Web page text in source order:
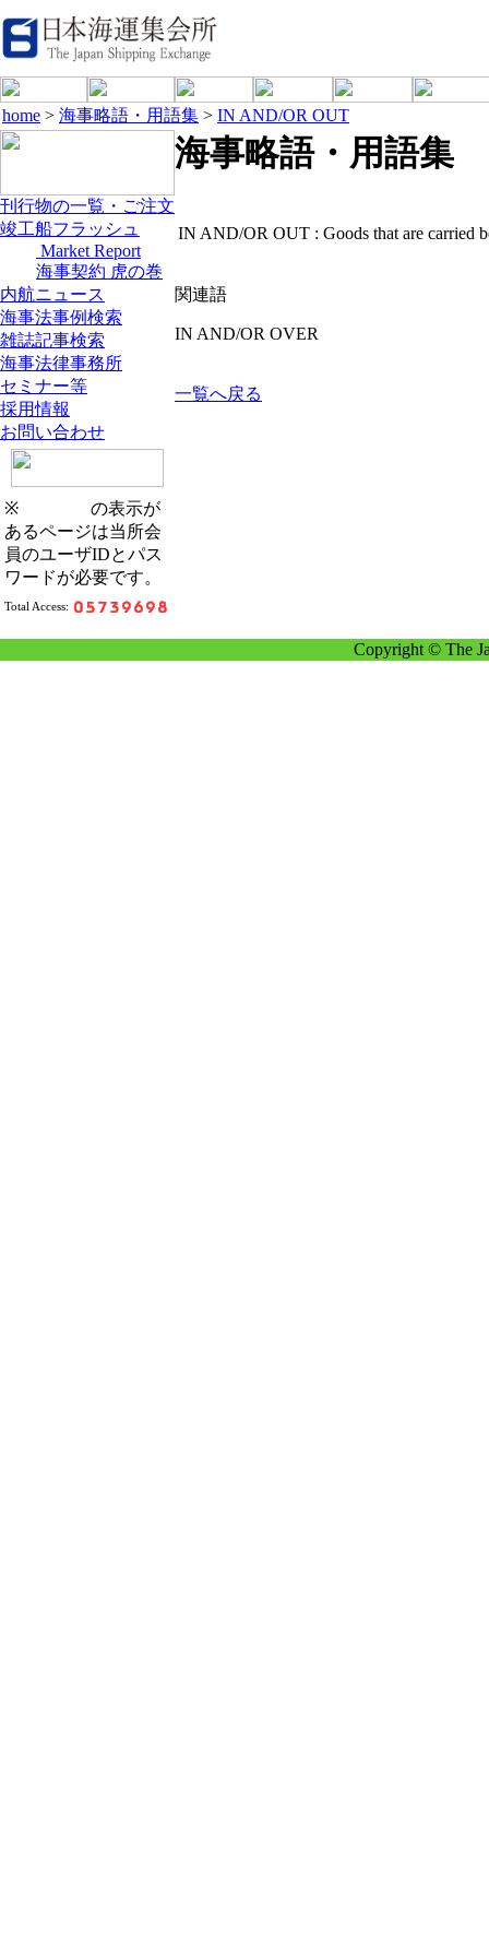
home > 海事略語・用語集 > IN AND/OR OUT
刊行物の一覧・ご注文
竣工船フラッシュ
Market Report
海事契約 虎の巻
内航ニュース
海事法事例検索
雑誌記事検索
海事法律事務所
セミナー等
採用情報
お問い合わせ
※
の表示が
あるページは当所会
員のユーザIDとパス
ワードが必要です。
Total Access:
海事略語・用語集
IN AND/OR OUT : Goods that are carried
関連語
IN AND/OR OVER
一覧へ戻る
Copyright © The